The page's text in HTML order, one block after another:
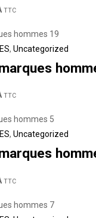
TTC
, Uncategorized
TTC
, Uncategorized
TTC